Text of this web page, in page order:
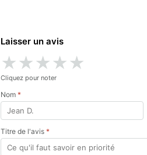
Laisser un avis
★★★★★
Cliquez pour noter
Nom *
Titre de l'avis *